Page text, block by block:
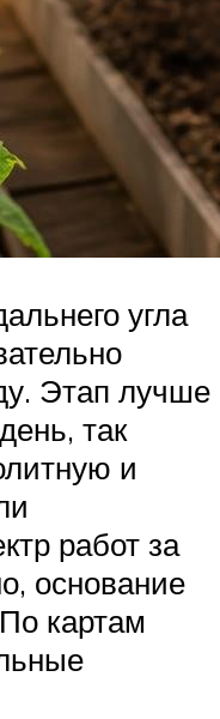
угла
Этап лучше
так
и
работ за
основание
картам